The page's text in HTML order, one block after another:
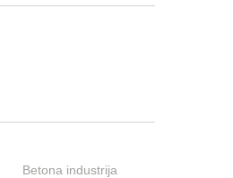
Betona industrija